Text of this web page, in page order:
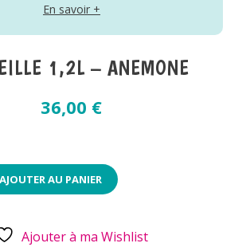
En savoir +
1,2L – ANEMONE
36,00 €
AJOUTER AU PANIER
Ajouter à ma Wishlist